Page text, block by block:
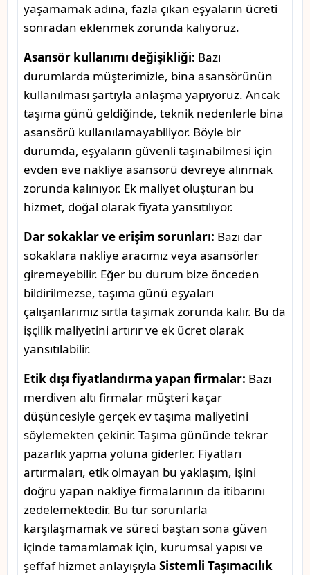
yaşamamak adına, fazla çıkan eşyaların ücreti
sonradan eklenmek zorunda kalıyoruz.
Asansör kullanımı değişikliği: Bazı
durumlarda müşterimizle, bina asansörünün
kullanılması şartıyla anlaşma yapıyoruz. Ancak
taşıma günü geldiğinde, teknik nedenlerle bina
asansörü kullanılamayabiliyor. Böyle bir
durumda, eşyaların güvenli taşınabilmesi için
evden eve nakliye asansörü devreye alınmak
zorunda kalınıyor. Ek maliyet oluşturan bu
hizmet, doğal olarak fiyata yansıtılıyor.
Dar sokaklar ve erişim sorunları: Bazı dar
sokaklara nakliye aracımız veya asansörler
giremeyebilir. Eğer bu durum bize önceden
bildirilmezse, taşıma günü eşyaları
çalışanlarımız sırtla taşımak zorunda kalır. Bu da
işçilik maliyetini artırır ve ek ücret olarak
yansıtılabilir.
Etik dışı fiyatlandırma yapan firmalar: Bazı
merdiven altı firmalar müşteri kaçar
düşüncesiyle gerçek ev taşıma maliyetini
söylemekten çekinir. Taşıma gününde tekrar
pazarlık yapma yoluna giderler. Fiyatları
artırmaları, etik olmayan bu yaklaşım, işini
doğru yapan nakliye firmalarının da itibarını
zedelemektedir. Bu tür sorunlarla
karşılaşmamak ve süreci baştan sona güven
içinde tamamlamak için, kurumsal yapısı ve
şeffaf hizmet anlayışıyla Sistemli Taşımacılık